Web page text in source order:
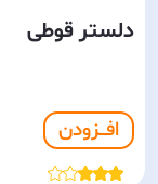
دلستر قوطی
افـــزودن